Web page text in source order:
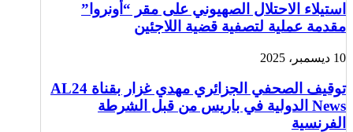
استيلاء الاحتلال الصهيوني على مقر “أونروا”
مقدمة عملية لتصفية قضية اللاجئين
10 ديسمبر، 2025
توقيف الصحفي الجزائري مهدي غزار بقناة AL24
News الدولية في باريس من قبل الشرطة
الفرنسية